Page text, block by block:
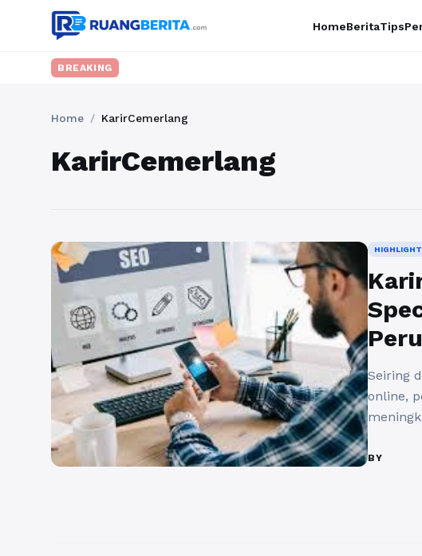
HomeBeritaTips
BREAKING
Home / KarirCemerlang
KarirCemerlang
HIGHLIGHT
Seiring
online,
BY